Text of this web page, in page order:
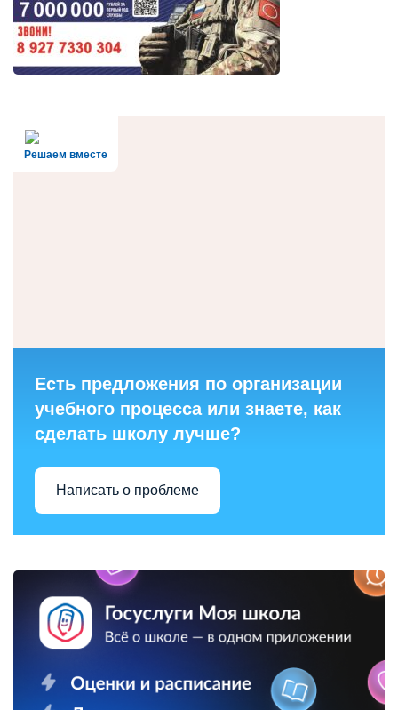
Решаем вместе
Есть предложения по организации
учебного процесса или знаете, как
сделать школу лучше?
Написать о проблеме